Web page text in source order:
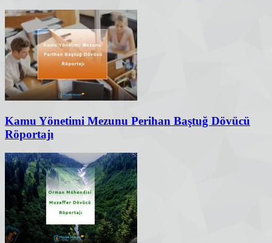
Kamu Yönetimi Mezunu Perihan Baştuğ Dövücü
Röportajı